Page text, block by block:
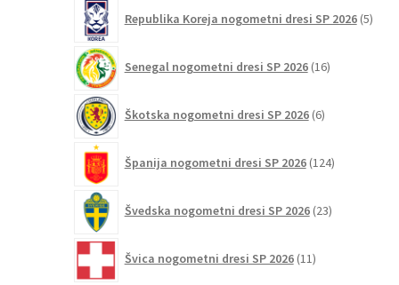
Republika Koreja nogometni dresi SP 2026 5
Senegal nogometni dresi SP 2026 16izdelkov
Škotska nogometni dresi SP 2026 6izdelkov
Španija nogometni dresi SP 2026 124izdelkov
Švedska nogometni dresi SP 2026 23izdelkov
Švica nogometni dresi SP 2026 11izdelkov